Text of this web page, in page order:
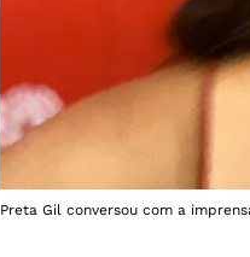
Preta Gil conversou com a